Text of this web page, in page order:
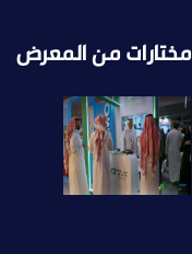
مختارات من المعرض